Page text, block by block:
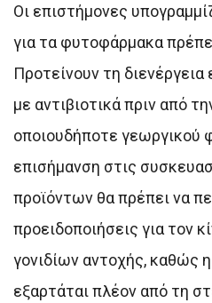
Οι επιστήμονες
για τα φυτοφάρμακα
Προτείνουν τη
με αντιβιοτικά πριν από
οποιουδήποτε γεωργικού
επισήμανση στις
προϊόντων θα πρέπει να
προειδοποιήσεις για τον
γονιδίων αντοχής, καθώς
εξαρτάται πλέον από τη